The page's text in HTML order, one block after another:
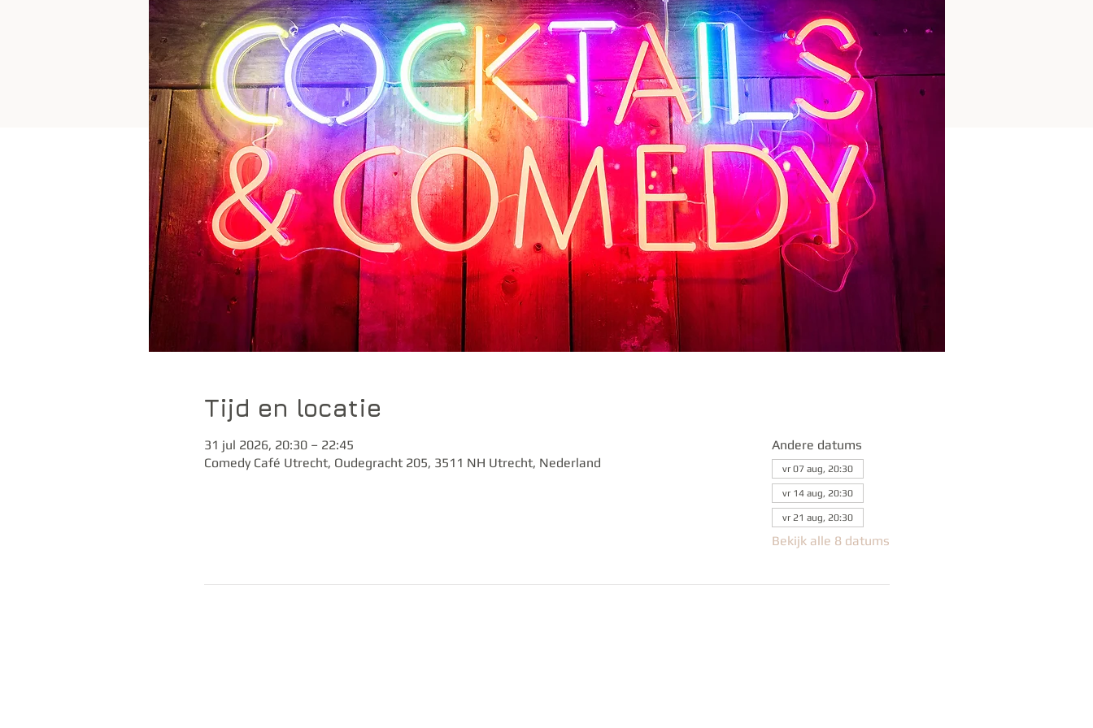
Tijd en locatie
31 jul 2026, 20:30 – 22:45
Comedy Café Utrecht, Oudegracht 205, 3511 NH Utrecht, Nederland
Andere datums
vr 07 aug, 20:30
vr 14 aug, 20:30
vr 21 aug, 20:30
Bekijk alle 8 datums